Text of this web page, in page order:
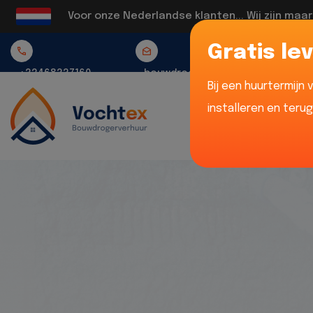
Voor onze Nederlandse klanten... Wij zijn
+32468337160 bouwdrogerverhuur@vochtex.be
Gratis
Bij een huurtermijn
installeren en